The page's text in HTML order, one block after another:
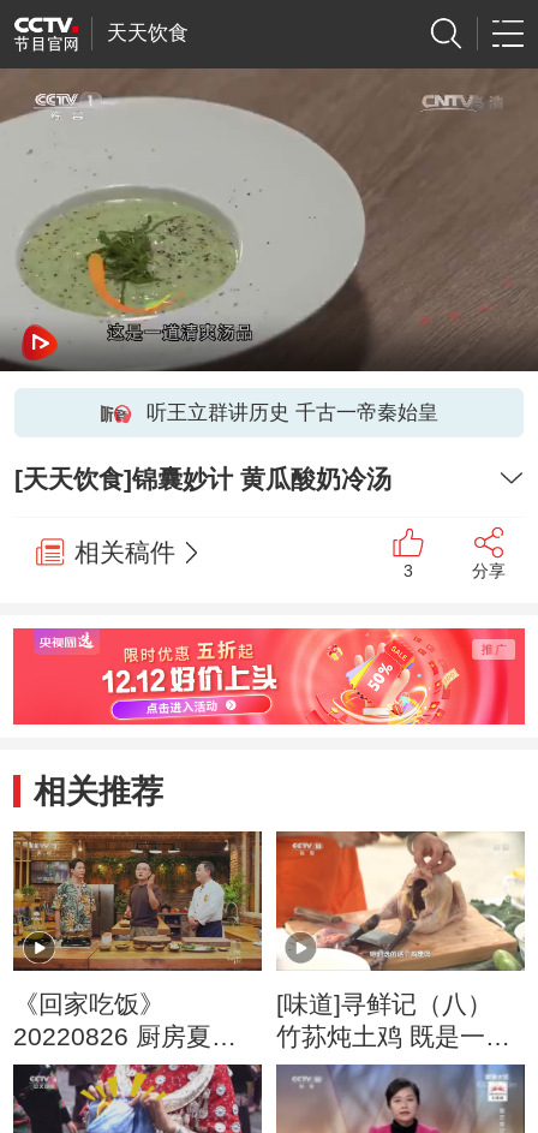
天天饮食
听王立群讲历史 千古一帝秦始皇
[天天饮食]锦囊妙计 黄瓜酸奶冷汤
相关稿件
3 分享
相关推荐
《回家吃饭》
20220826 厨房夏令
营（三）
[味道]寻鲜记（八）
竹荪炖土鸡 既是一道
家常菜 也是一道汁鲜
味美的汤品